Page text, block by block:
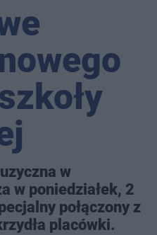
w
w poniedziałek, 2
połączony z
placówki.